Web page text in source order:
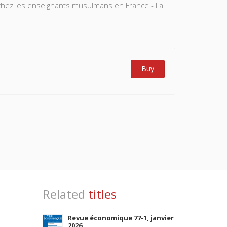
les enseignants musulmans en France - La
Buy
Related titles
Revue économique 77-1, janvier